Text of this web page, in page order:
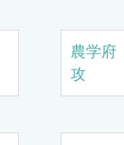
農学
攻